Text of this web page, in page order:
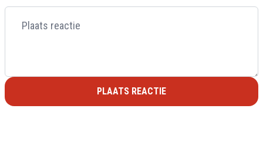
PLAATS REACTIE